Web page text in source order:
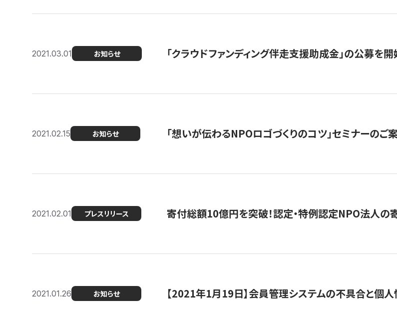
2021.03.01 お知らせ 「クラウドファンディング伴走支援助成金」の公募を
2021.02.15 お知らせ 「想いが伝わるNPOロゴづくりのコツ」セミナーのご案
2021.02.01 プレスリリース 寄付総額10億円を突破！認定・特例認定NPO法人
2021.01.26 お知らせ 【2021年1月19日】会員管理システムの不具合と個